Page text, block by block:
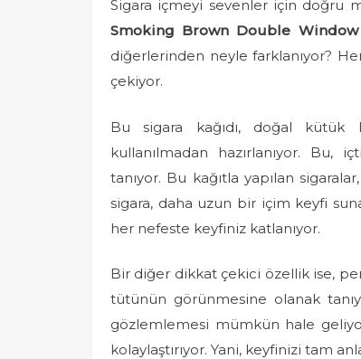
s
Sigara içmeyi sevenler için doğru
Smoking Brown Double Window
diğerlerinden neyle farklanıyor?
çekiyor.
Bu sigara kağıdı, doğal kütük
kullanılmadan hazırlanıyor. Bu,
tanıyor. Bu kağıtla yapılan
sigara, daha uzun bir içim keyfi
her nefeste keyfiniz katlanıyor.
Bir diğer dikkat çekici özellik ise,
tütünün görünmesine olanak
gözlemlemesi mümkün hale
kolaylaştırıyor. Yani, keyfinizi tam